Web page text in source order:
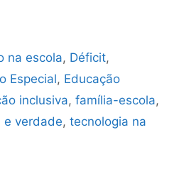
na escola, Déficit,
Especial, Educação
inclusiva, família-escola,
e verdade, tecnologia na